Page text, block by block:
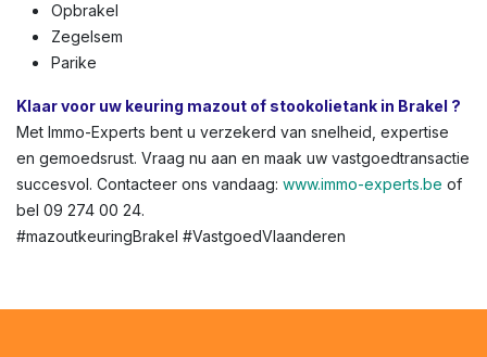
Opbrakel
Zegelsem
Parike
Klaar voor uw keuring mazout of stookolietank in Brakel ?
Met Immo-Experts bent u verzekerd van snelheid, expertise
en gemoedsrust. Vraag nu aan en maak uw vastgoedtransactie
succesvol. Contacteer ons vandaag: www.immo-experts.be of
bel 09 274 00 24.
#mazoutkeuringBrakel #VastgoedVlaanderen